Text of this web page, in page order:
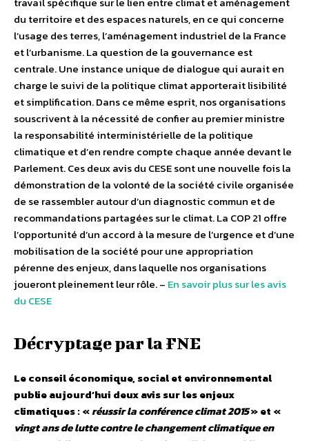
du territoire et des espaces naturels, en ce qui concerne
l’usage des terres, l’aménagement industriel de la France
et l’urbanisme. La question de la gouvernance est
centrale. Une instance unique de dialogue qui aurait en
charge le suivi de la politique climat apporterait lisibilité
et simplification. Dans ce même esprit, nos organisations
souscrivent à la nécessité de confier au premier ministre
la responsabilité interministérielle de la politique
climatique et d’en rendre compte chaque année devant le
Parlement. Ces deux avis du CESE sont une nouvelle fois la
démonstration de la volonté de la société civile organisée
de se rassembler autour d’un diagnostic commun et de
recommandations partagées sur le climat. La COP 21 offre
l’opportunité d’un accord à la mesure de l’urgence et d’une
mobilisation de la société pour une appropriation
pérenne des enjeux, dans laquelle nos organisations
joueront pleinement leur rôle. – En savoir plus sur les avis
du CESE
Décryptage par la FNE
Le conseil économique, social et environnemental
publie aujourd’hui deux avis sur les enjeux
climatiques : «réussir la conférence climat 2015» et «
vingt ans de lutte contre le changement climatique en